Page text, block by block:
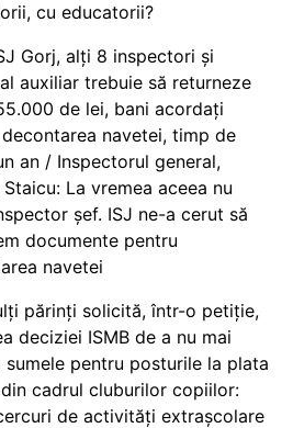
cu educatorii?
Gorj, alți 8 inspectori și
auxiliar trebuie să returneze
de lei, bani acordați
navetei, timp de
an / Inspectorul general,
La vremea aceea nu
șef. ISJ ne-a cerut să
documente pentru
navetei
părinți solicită, într-o petiție,
deciziei ISMB de a nu mai
sumele pentru posturile la plata
cadrul cluburilor copiilor:
de activități extrașcolare